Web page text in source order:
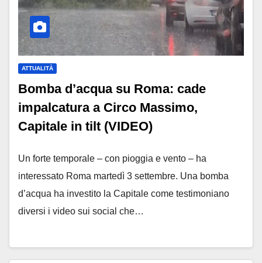
ATTUALITÀ
Bomba d’acqua su Roma: cade
impalcatura a Circo Massimo,
Capitale in tilt (VIDEO)
Un forte temporale – con pioggia e vento – ha
interessato Roma martedì 3 settembre. Una bomba
d’acqua ha investito la Capitale come testimoniano
diversi i video sui social che…